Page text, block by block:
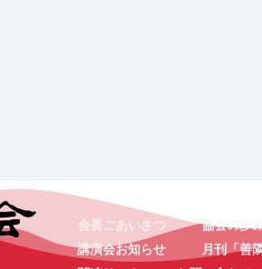
会長ごあいさつ 協会の歩み
講演会お知らせ
月刊「善